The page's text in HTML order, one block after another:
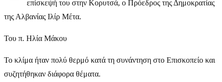
επίσκεψή του στην Κορυτσά, ο Πρόεδρος της Δημοκρατίας
της Αλβανίας Ιλίρ Μέτα.
Του π. Ηλία Μάκου
Το κλίμα ήταν πολύ θερμό κατά τη συνάντηση στο Επισκοπείο και
συζητήθηκαν διάφορα θέματα.